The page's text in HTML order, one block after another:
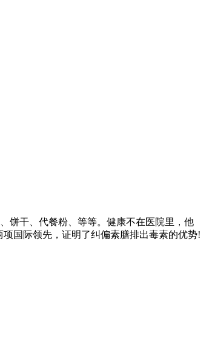
饼干、代餐粉、等等。健康不在医院里，他
国际领先，证明了纠偏素膳排出毒素的优势!